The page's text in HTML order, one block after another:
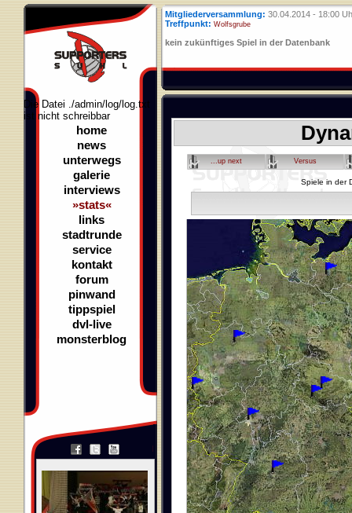
Die Datei ./admin/log/log.txt
ist nicht schreibbar
home
news
unterwegs
galerie
interviews
»stats«
links
stadtrunde
service
kontakt
forum
pinwand
tippspiel
dvl-live
monsterblog
Mitgliederversammlung: 30.04.2014 - 18:00
Treffpunkt: Wolfsgrube
kein zukünftiges Spiel in der Datenbank
...up next Versus
Spiele in der